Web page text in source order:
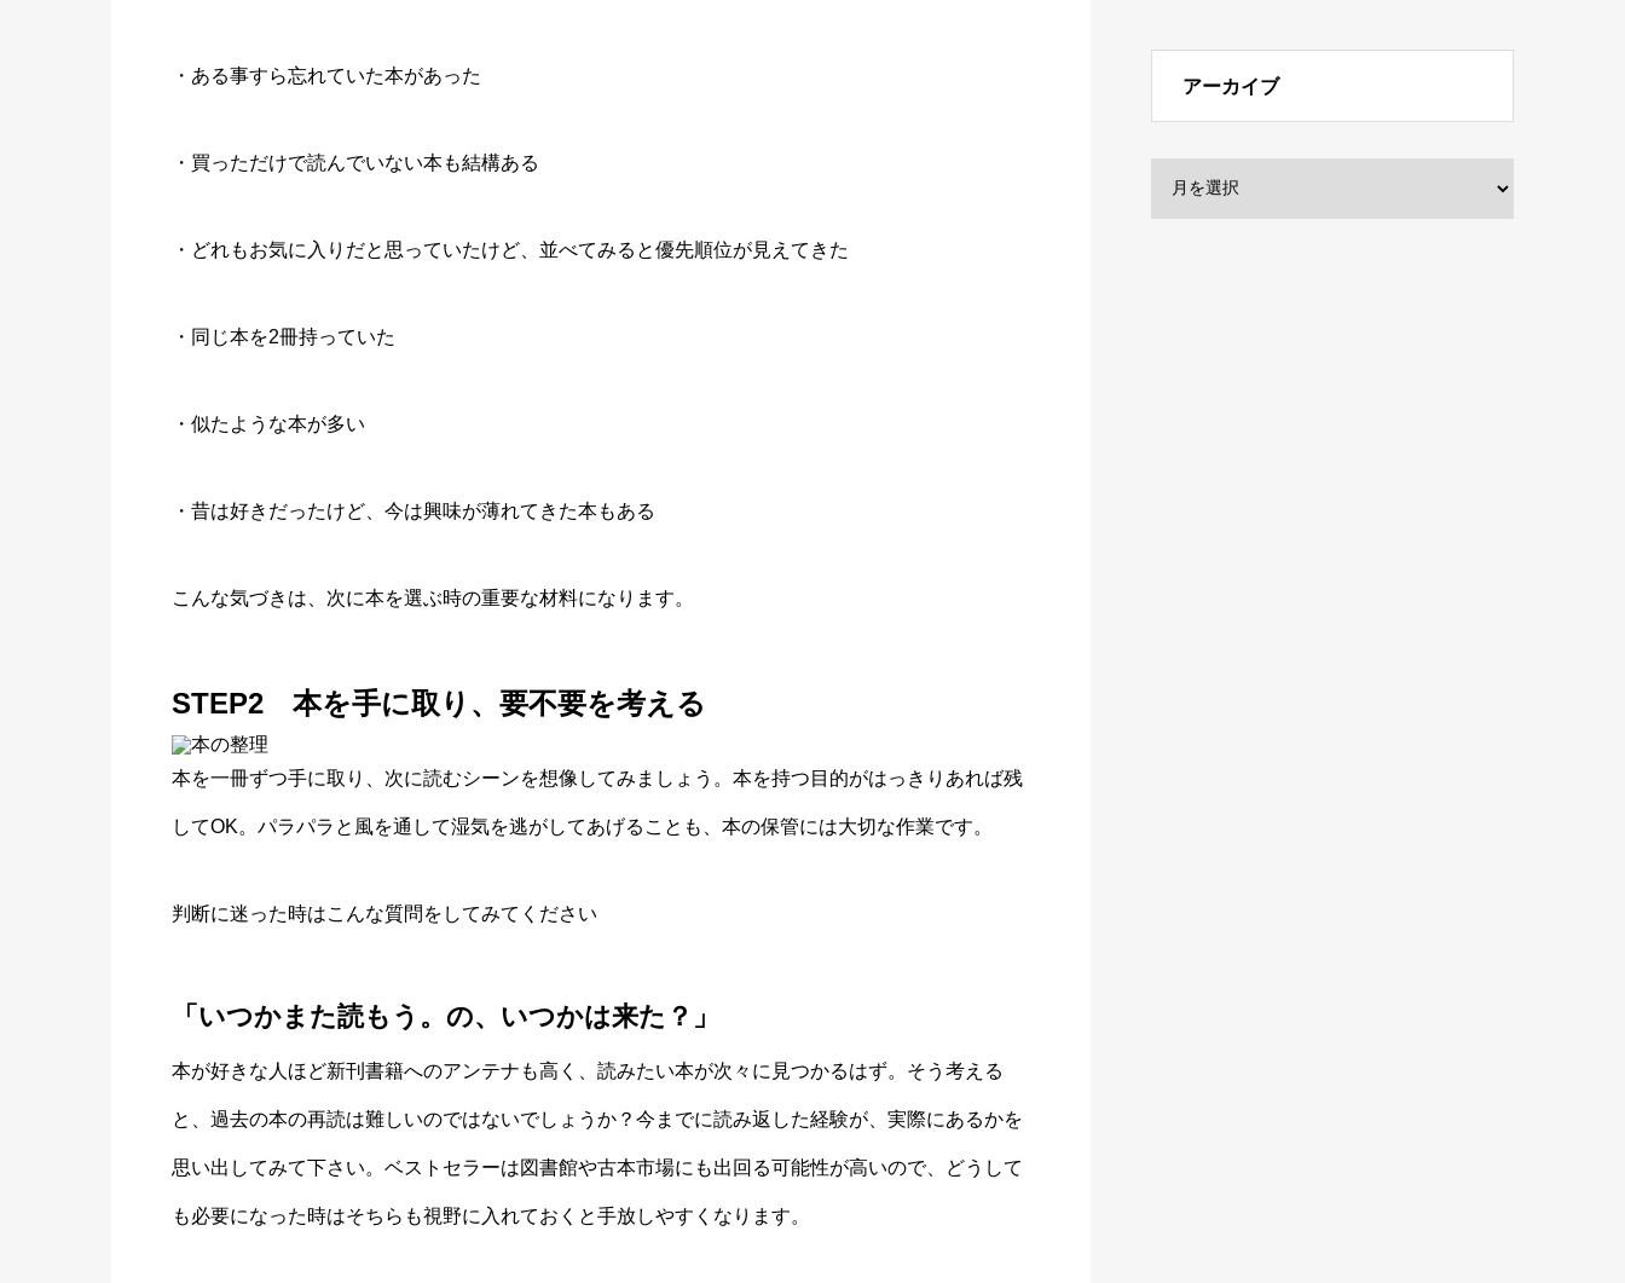
・ある事すら忘れていた本があった
・買っただけで読んでいない本も結構ある
・どれもお気に入りだと思っていたけど、並べてみると優先順位が見えてきた
・同じ本を2冊持っていた
・似たような本が多い
・昔は好きだったけど、今は興味が薄れてきた本もある
こんな気づきは、次に本を選ぶ時の重要な材料になります。
STEP2 本を手に取り、要不要を考える
本を一冊ずつ手に取り、次に読むシーンを想像してみましょう。本を持つ目的がはっきりあれば残
してOK。パラパラと風を通して湿気を逃がしてあげることも、本の保管には大切な作業です。
判断に迷った時はこんな質問をしてみてください
「いつかまた読もう。の、いつかは来た？」
本が好きな人ほど新刊書籍へのアンテナも高く、読みたい本が次々に見つかるはず。そう考える
と、過去の本の再読は難しいのではないでしょうか？今までに読み返した経験が、実際にあるかを
思い出してみて下さい。ベストセラーは図書館や古本市場にも出回る可能性が高いので、どうして
も必要になった時はそちらも視野に入れておくと手放しやすくなります。
アーカイブ